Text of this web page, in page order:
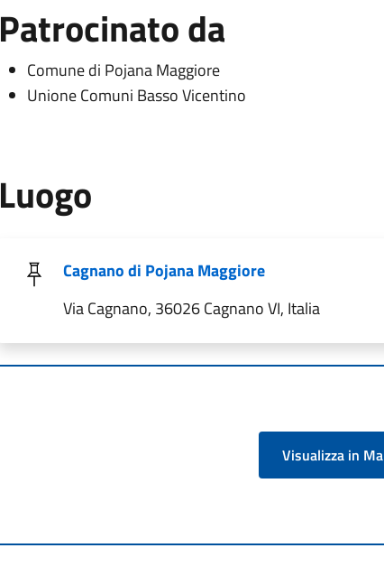
Patrocinato da
Comune di Pojana Maggiore
Unione Comuni Basso Vicentino
Luogo
Cagnano di Pojana Maggiore
Via Cagnano, 36026 Cagnano VI, Italia
Visualizza in